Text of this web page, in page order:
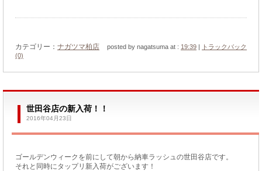
カテゴリー： ナガツマ柏店 posted by nagatsuma at : 19:39 |
トラックバック
(0)
世田谷店の新入荷！！
2016年04月23日
ゴールデンウィークを前にして朝から納車ラッシュの世田谷店です。
それと同時にタップリ新入荷がございます！